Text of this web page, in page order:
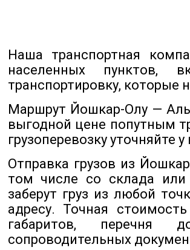
Наша транспортная
населенных пунктов,
транспортировку, которые
Маршрут Йошкар-Олу —
выгодной цене попутным
грузоперевозку уточняйте
Отправка грузов из
том числе со склада
заберут груз из любой
адресу. Точная
габаритов, перечня
сопроводительных